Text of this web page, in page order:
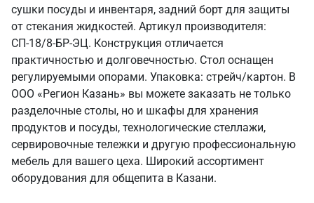
сушки посуды и инвентаря, задний борт для защиты
от стекания жидкостей. Артикул производителя:
СП-18/8-БР-ЭЦ. Конструкция отличается
практичностью и долговечностью. Стол оснащен
регулируемыми опорами. Упаковка: стрейч/картон. В
ООО «Регион Казань» вы можете заказать не только
разделочные столы, но и шкафы для хранения
продуктов и посуды, технологические стеллажи,
сервировочные тележки и другую профессиональную
мебель для вашего цеха. Широкий ассортимент
оборудования для общепита в Казани.